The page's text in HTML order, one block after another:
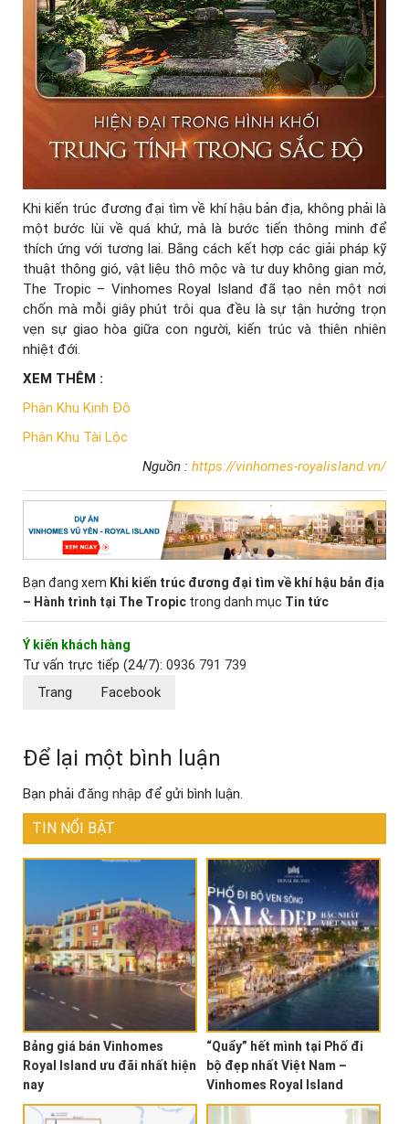
Khi kiến trúc đương đại tìm về khí hậu bản địa, không phải là
một bước lùi về quá khứ, mà là bước tiến thông minh để
thích ứng với tương lai. Bằng cách kết hợp các giải pháp kỹ
thuật thông gió, vật liệu thô mộc và tư duy không gian mở,
The Tropic – Vinhomes Royal Island đã tạo nên một nơi
chốn mà mỗi giây phút trôi qua đều là sự tận hưởng trọn
vẹn sự giao hòa giữa con người, kiến trúc và thiên nhiên
nhiệt đới.
XEM THÊM :
Phân Khu Kinh Đô
Phân Khu Tài Lộc
Nguồn : https://vinhomes-royalisland.vn/
Bạn đang xem Khi kiến trúc đương đại tìm về khí hậu bản địa
– Hành trình tại The Tropic trong danh mục Tin tức
Ý kiến khách hàng
Tư vấn trực tiếp (24/7): 0936 791 739
Trang
Facebook
Để lại một bình luận
Bạn phải đăng nhập để gửi bình luận.
TIN NỔI BẬT
Bảng giá bán Vinhomes
Royal Island ưu đãi nhất hiện
nay
“Quẩy” hết mình tại Phố đi
bộ đẹp nhất Việt Nam –
Vinhomes Royal Island